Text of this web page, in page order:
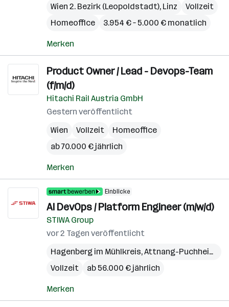
Wien 2. Bezirk (Leopoldstadt), Linz
Vollzeit
Homeoffice
3.954 € – 5.000 € monatlich
Merken
Product Owner / Lead - Devops-Team
(f/m/d)
Hitachi Rail Austria GmbH
Gestern veröffentlicht
Wien
Vollzeit
Homeoffice
ab 70.000 € jährlich
Merken
Einblicke
AI DevOps / Platform Engineer (m/w/d)
STIWA Group
vor 2 Tagen veröffentlicht
Hagenberg im Mühlkreis,Attnang-Puchheim
Vollzeit
ab 56.000 € jährlich
Merken